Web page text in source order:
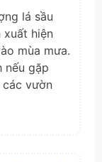
lá sầu
hiện
mùa mưa.
nếu gặp
vườn